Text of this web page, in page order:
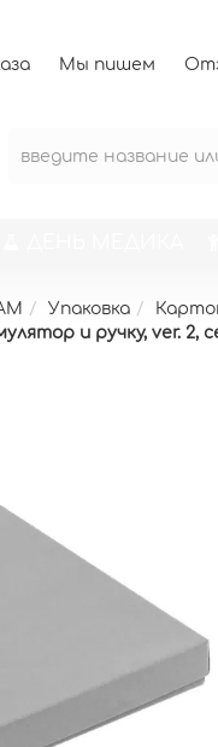
Мы пишем
Упаковка
и ручку, ver. 2,